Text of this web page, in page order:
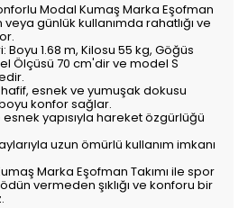
Modal Kumaş Marka Eşofman
veya günlük kullanımda rahatlığı ve
Boyu 1.68 m, Kilosu 55 kg, Göğüs
Ölçüsü 70 cm'dir ve model S
esnek ve yumuşak dokusu
konfor sağlar.
yapısıyla hareket özgürlüğü
uzun ömürlü kullanım imkanı
Marka Eşofman Takımı ile spor
vermeden şıklığı ve konforu bir